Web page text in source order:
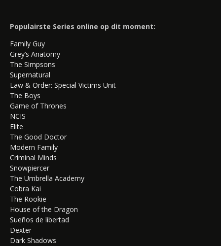
Populairste Series online op dit moment:
Family Guy
Grey’s Anatomy
The Simpsons
Supernatural
Law & Order: Special Victims Unit
The Boys
Game of Thrones
NCIS
Elite
The Good Doctor
Modern Family
Criminal Minds
Snowpiercer
The Umbrella Academy
Cobra Kai
The Rookie
House of the Dragon
Sueños de libertad
Dexter
Dark Shadows